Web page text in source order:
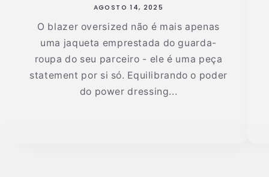
AGOSTO 14, 2025
O blazer oversized não é mais apenas
uma jaqueta emprestada do guarda-
roupa do seu parceiro - ele é uma peça
statement por si só. Equilibrando o poder
do power dressing...